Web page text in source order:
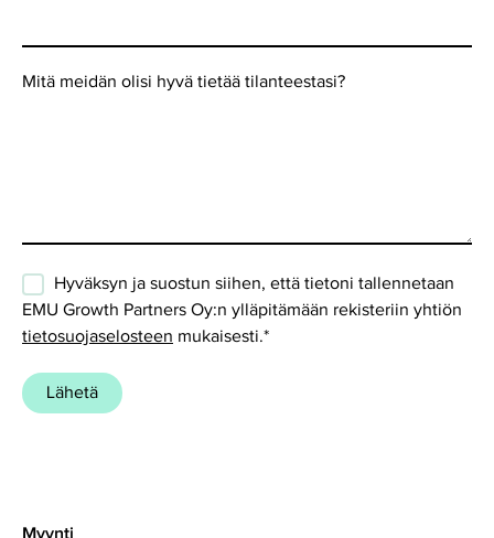
Mitä meidän olisi hyvä tietää tilanteestasi?
Hyväksyn ja suostun siihen, että tietoni tallennetaan
EMU Growth Partners Oy:n ylläpitämään rekisteriin yhtiön
tietosuojaselosteen mukaisesti.*